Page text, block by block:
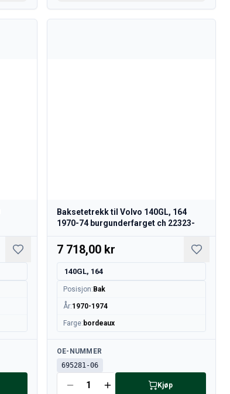
Baksetetrekk til Volvo 140GL, 164
1970-74 burgunderfarget ch 22323-
7 718,00 kr
140GL, 164
Posisjon: Bak
År:1970-1974
Farge: bordeaux
Tilgjengelig
OE-NUMMER
695281-06
Kjøp